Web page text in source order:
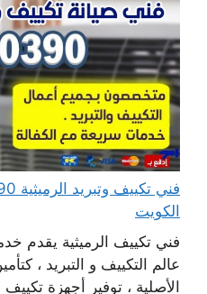
الكويت
فني تكييف الرميثية يقدم
عالم التكييف و التبريد ،
الأصلية ، توفير أجهزة